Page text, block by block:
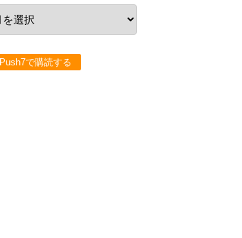
Push7で購読する